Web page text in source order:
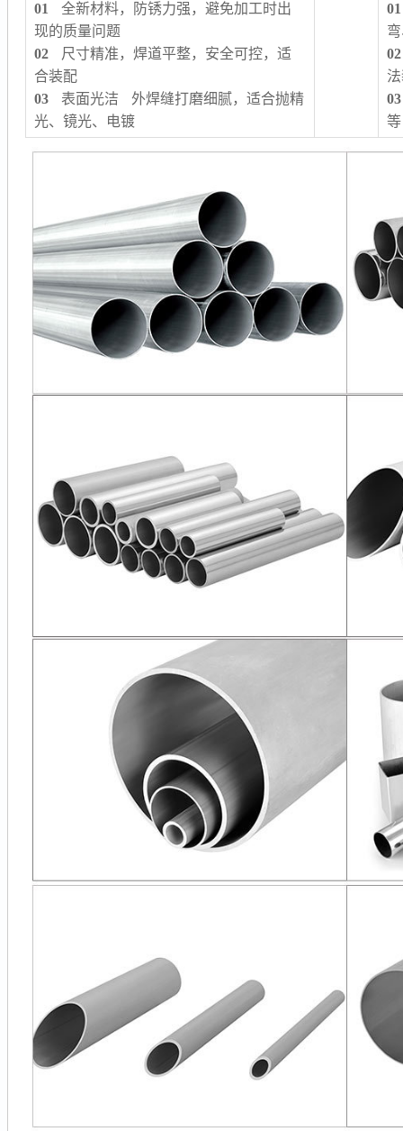
01
全新材料，防锈力强，避免加工时出
现的质量问题
02 尺寸精准，焊道平整，安全可控，适
合装配
03 表面光洁 外焊缝打磨细腻，适合抛精
光、镜光、电镀
01
02
03